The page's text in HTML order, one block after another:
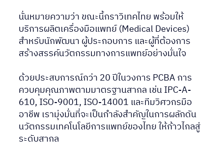
นั่นหมายความว่า ขณะนี้กราวิเทคไทย พร้อมให้
บริการผลิตเครื่องมือแพทย์ (Medical Devices)
สำหรับนักพัฒนา ผู้ประกอบการ และผู้ที่ต้องการ
สร้างสรรค์นวัตกรรมทางการแพทย์อย่างมั่นใจ
ด้วยประสบการณ์กว่า 20 ปีในวงการ PCBA การ
ควบคุมคุณภาพตามมาตรฐานสากล เช่น IPC-A-
610, ISO-9001, ISO-14001 และทีมวิศวกรมือ
อาชีพ เรามุ่งมั่นที่จะเป็นกำลังสำคัญในการผลักดัน
นวัตกรรมเทคโนโลยีการแพทย์ของไทย ให้ก้าวไกลสู่
ระดับสากล